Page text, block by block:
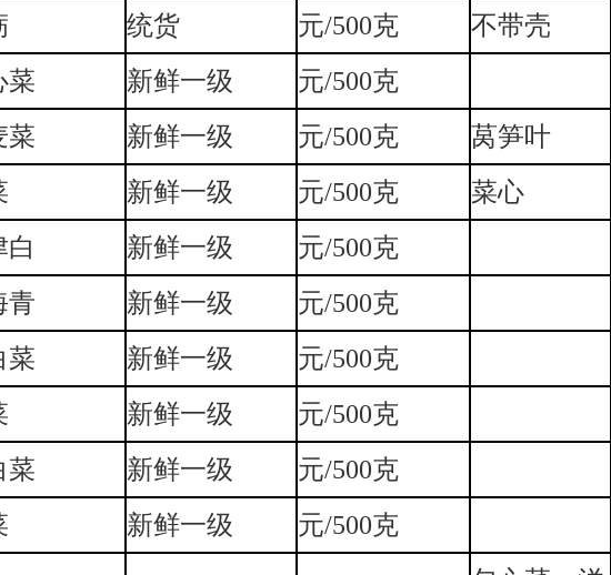
统货 元/500克 不带壳
菜
新鲜一级 元/500克
菜
新鲜一级 元/500克 莴笋叶
新鲜一级 元/500克 菜心
白
新鲜一级 元/500克
青
新鲜一级 元/500克
菜
新鲜一级 元/500克
新鲜一级 元/500克
菜
新鲜一级 元/500克
新鲜一级 元/500克